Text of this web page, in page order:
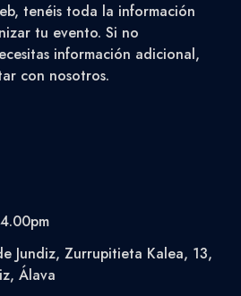
tenéis toda la información
tu evento. Si no
información adicional,
con nosotros.
Jundiz, Zurrupitieta Kalea, 13,
Álava